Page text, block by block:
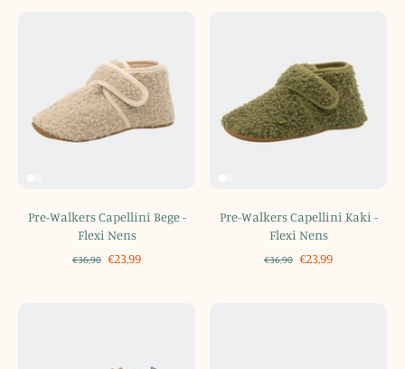
Pre-Walkers Capellini Bege -
Flexi Nens
€36,90 €23,99
Pre-Walkers Capellini Kaki -
Flexi Nens
€36,90 €23,99